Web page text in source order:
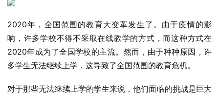
2020年，全国范围的教育大变革发生了。由于疫情的影
响，许多学校不得不采取在线教学的方式，而这种方式在
2020年成为了全国学校的主流。然而，由于种种原因，许
多学生无法继续上学，这导致了全国范围的教育危机。
对于那些无法继续上学的学生来说，他们面临的挑战是巨大